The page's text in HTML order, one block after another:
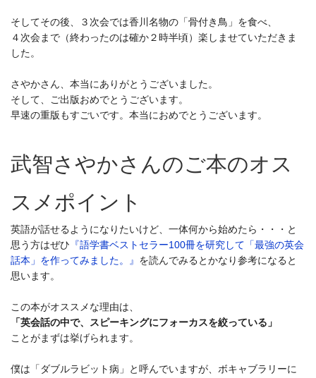
そしてその後、３次会では香川名物の「骨付き鳥」を食べ、
４次会まで（終わったのは確か２時半頃）楽しませていただきま
した。
さやかさん、本当にありがとうございました。
そして、ご出版おめでとうございます。
早速の重版もすごいです。本当におめでとうございます。
武智さやかさんのご本のオス
スメポイント
英語が話せるようになりたいけど、一体何から始めたら・・・と
思う方はぜひ 『語学書ベストセラー100冊を研究して「最強の英会
話本」を作ってみました。』 を読んでみるとかなり参考になると
思います。
この本がオススメな理由は、
「英会話の中で、スピーキングにフォーカスを絞っている」
ことがまずは挙げられます。
僕は「ダブルラビット病」と呼んでいますが、ボキャブラリーに